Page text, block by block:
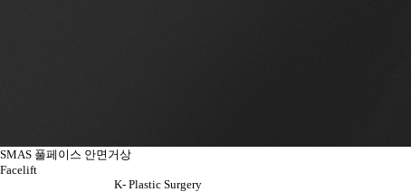
SMAS 풀페이스 안면거상
Facelift
K- Plastic Surgery